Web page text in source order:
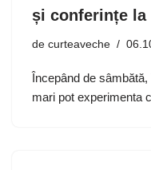
și conferințe la
de curteaveche
Începând de
mari pot experimenta